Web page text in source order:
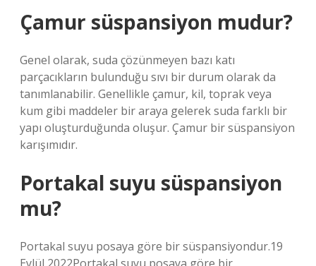
Çamur süspansiyon mudur?
Genel olarak, suda çözünmeyen bazı katı
parçacıkların bulunduğu sıvı bir durum olarak da
tanımlanabilir. Genellikle çamur, kil, toprak veya
kum gibi maddeler bir araya gelerek suda farklı bir
yapı oluşturduğunda oluşur. Çamur bir süspansiyon
karışımıdır.
Portakal suyu süspansiyon
mu?
Portakal suyu posaya göre bir süspansiyondur.19